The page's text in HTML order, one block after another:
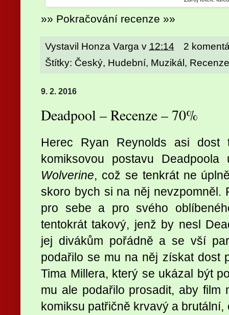
»» Pokračování recenze »»
Vystavil Honza Varga v 12:14
2
Štítky: Český, Hudební, Muzikál , Recenze
9. 2. 2016
Deadpool – Recenze – 70%
Herec Ryan Reynolds asi
komiksovou postavu
Wolverine, což se tenkrát ne
skoro bych si na něj nevzpomněl.
pro sebe a pro svého
tentokrát takový, jenž by nesl
jej divákům pořádně a se vší
podařilo se mu na něj získat dost
Tima Millera, který se ukázal být
mu ale podařilo prosadit, aby film
komiksu patřičně krvavý a